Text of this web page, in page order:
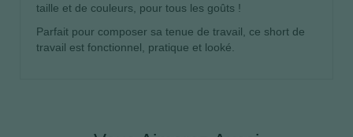
taille et de couleurs, pour tous les goûts !
Parfait pour composer sa tenue de travail, ce short de
travail est fonctionnel, pratique et looké.